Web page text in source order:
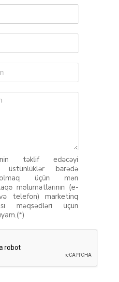
nin təklif edəcəyi
barədə
üçün mən
məlumatlarının (e-
telefon) marketinq
məqsədləri üçün